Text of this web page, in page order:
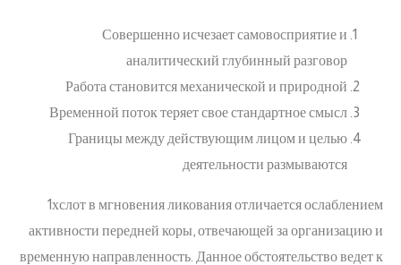
Совершенно исчезает самовосприятие и
аналитический глубинный разговор
Работа становится механической и природной
Временной поток теряет свое стандартное смысл
Границы между действующим лицом и целью
деятельности размываются
1хслот в мгновения ликования отличается ослаблением
активности передней коры, отвечающей за организацию и
временную направленность. Данное обстоятельство ведет к